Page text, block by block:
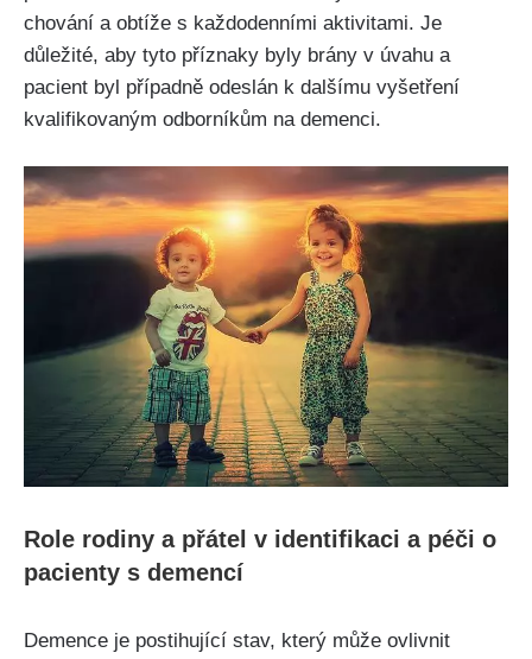
chování a obtíže s každodenními aktivitami. Je
důležité, aby tyto příznaky byly brány v úvahu a
pacient byl případně odeslán k dalšímu vyšetření
kvalifikovaným odborníkům na demenci.
Role rodiny a přátel v identifikaci a péči o
pacienty s demencí
Demence je postihující stav, který může ovlivnit